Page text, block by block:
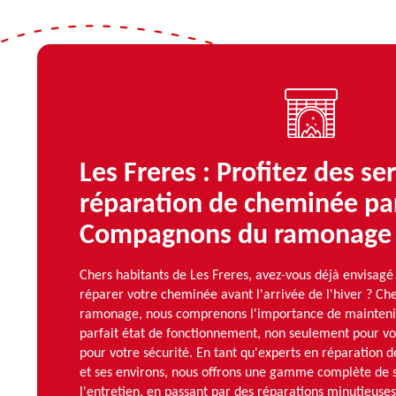
Les Freres : Profitez des
réparation de cheminée
Compagnons du ramonage
Chers habitants de Les Freres, avez-vous déjà
réparer votre cheminée avant l'arrivée de l'hiver ?
ramonage, nous comprenons l'importance de
parfait état de fonctionnement, non seulement pour
pour votre sécurité. En tant qu'experts en réparation
et ses environs, nous offrons une gamme complète de
l'entretien, en passant par des réparations